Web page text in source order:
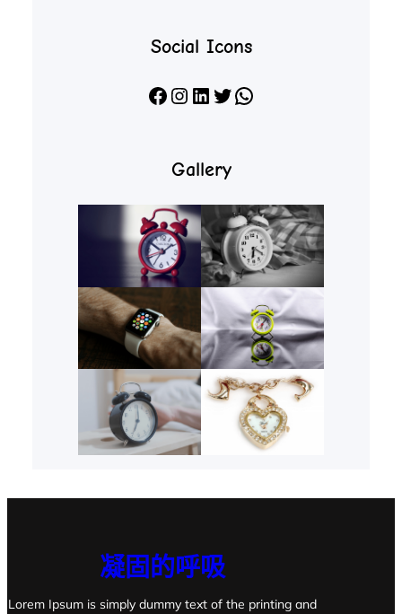
Social Icons
Facebook Instagram LinkedIn X WhatsApp
Gallery
凝固的呼吸
Lorem Ipsum is simply dummy text of the printing and